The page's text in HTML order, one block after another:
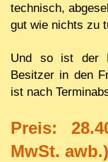
technisch,
gut wie nichts zu
Und so ist der
Besitzer in den
ist nach
Preis:
MwSt. awb.)